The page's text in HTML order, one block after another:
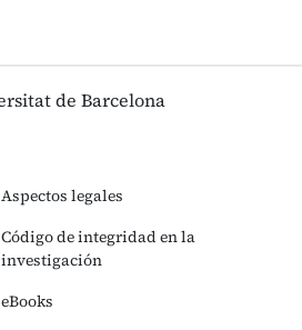
Aspectos legales
Código de integridad en la
investigación
eBooks